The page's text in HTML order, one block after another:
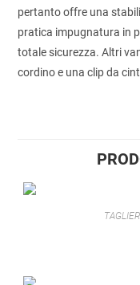
pertanto offre una
pratica impugnatura in
totale sicurezza. Altri
cordino e una clip da